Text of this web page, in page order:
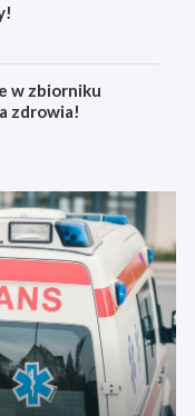
w zbiorniku
zdrowia!